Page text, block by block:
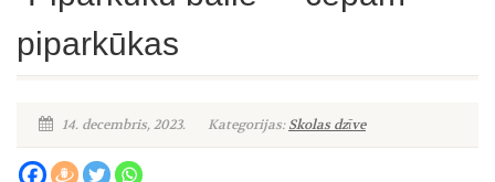
piparkūkas
14. decembris, 2023. Kategorijas:Skolas dzīve